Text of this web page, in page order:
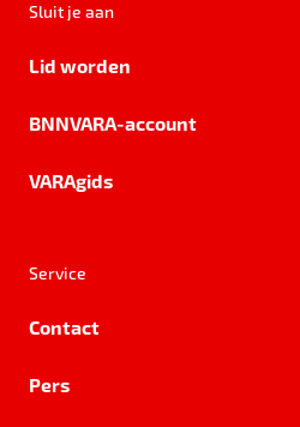
Sluit je aan
Lid worden
BNNVARA-account
VARAgids
Service
Contact
Pers